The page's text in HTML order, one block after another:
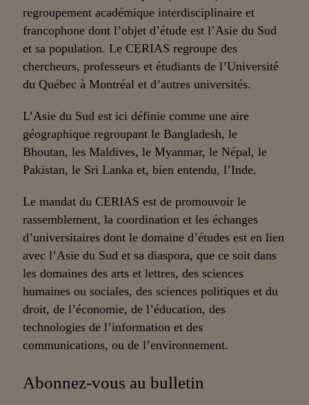
regroupement académique interdisciplinaire et
francophone dont l’objet d’étude est l’Asie du Sud
et sa population. Le CERIAS regroupe des
chercheurs, professeurs et étudiants de l’Université
du Québec à Montréal et d’autres universités.
L’Asie du Sud est ici définie comme une aire
géographique regroupant le Bangladesh, le
Bhoutan, les Maldives, le Myanmar, le Népal, le
Pakistan, le Sri Lanka et, bien entendu, l’Inde.
Le mandat du CERIAS est de promouvoir le
rassemblement, la coordination et les échanges
d’universitaires dont le domaine d’études est en lien
avec l’Asie du Sud et sa diaspora, que ce soit dans
les domaines des arts et lettres, des sciences
humaines ou sociales, des sciences politiques et du
droit, de l’économie, de l’éducation, des
technologies de l’information et des
communications, ou de l’environnement.
Abonnez-vous au bulletin